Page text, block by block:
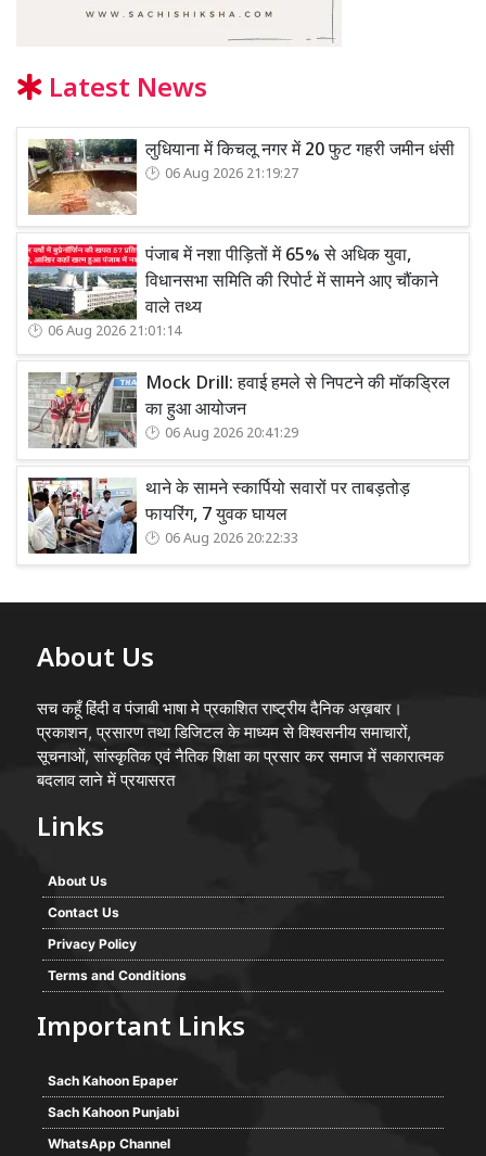
Latest News
लुधियाना में किचलू नगर में 20 फुट गहरी जमीन धंसी
06 Aug 2026 21:19:27
पंजाब में नशा पीड़ितों में 65% से अधिक युवा,
विधानसभा समिति की रिपोर्ट में सामने आए चौंकाने
वाले तथ्य
06 Aug 2026 21:01:14
Mock Drill: हवाई हमले से निपटने की मॉकड्रिल
का हुआ आयोजन
06 Aug 2026 20:41:29
थाने के सामने स्कार्पियो सवारों पर ताबड़तोड़
फायरिंग, 7 युवक घायल
06 Aug 2026 20:22:33
About Us
सच कहूँ हिंदी व पंजाबी भाषा मे प्रकाशित राष्ट्रीय दैनिक अख़बार।
प्रकाशन, प्रसारण तथा डिजिटल के माध्यम से विश्वसनीय समाचारों,
सूचनाओं, सांस्कृतिक एवं नैतिक शिक्षा का प्रसार कर समाज में सकारात्मक
बदलाव लाने में प्रयासरत
Links
About Us
Contact Us
Privacy Policy
Terms and Conditions
Important Links
Sach Kahoon Epaper
Sach Kahoon Punjabi
WhatsApp Channel